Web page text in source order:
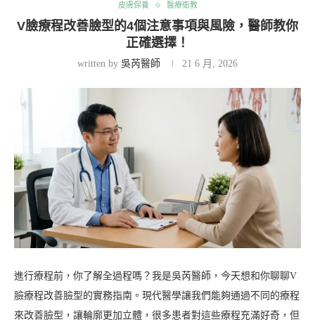
皮膚保養 醫療衛教
V臉療程改善臉型的4個注意事項與風險，醫師教你
正確選擇！
written by 吳芮醫師 21 6 月, 2026
進行療程前，你了解全過程嗎？我是吳芮醫師，今天想和你聊聊V
臉療程改善臉型的實務指南。現代醫學讓我們能夠通過不同的療程
來改善臉型，讓輪廓更加立體，很多患者對這些療程充滿好奇，但